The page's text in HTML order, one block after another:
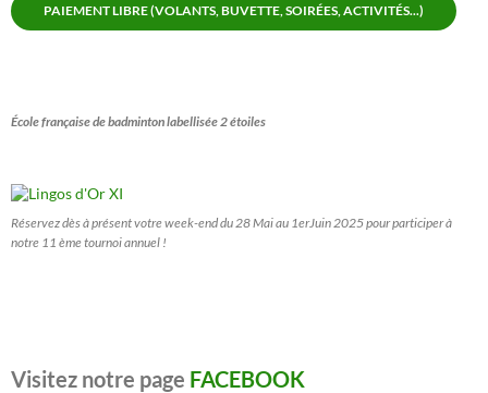
PAIEMENT LIBRE (VOLANTS, BUVETTE, SOIRÉES, ACTIVITÉS...)
École française de badminton labellisée 2 étoiles
Réservez dès à présent votre week-end du 28 Mai au 1erJuin 2025 pour participer à
notre 11 ème tournoi annuel !
Visitez notre page FACEBOOK